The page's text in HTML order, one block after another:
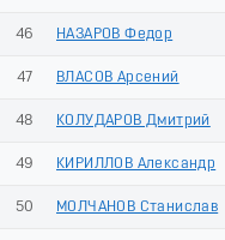
46 НАЗАРОВ Федор
47 ВЛАСОВ Арсений
48 КОЛУДАРОВ Дмитрий
49 КИРИЛЛОВ Александр
50 МОЛЧАНОВ Станислав